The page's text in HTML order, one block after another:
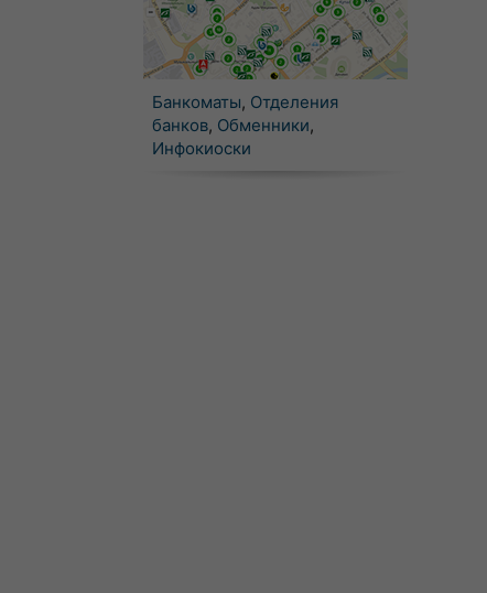
Банкоматы, Отделения
банков, Обменники,
Инфокиоски